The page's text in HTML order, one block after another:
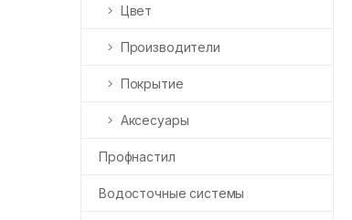
Цвет
Производители
Покрытие
Аксесуары
Профнастил
Водосточные системы